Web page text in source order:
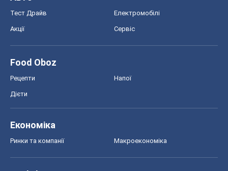
Тест Драйв Електромобілі
Акції Сервіс
Food Oboz
Рецепти Напої
Дієти
Економіка
Ринки та компанії Макроекономіка